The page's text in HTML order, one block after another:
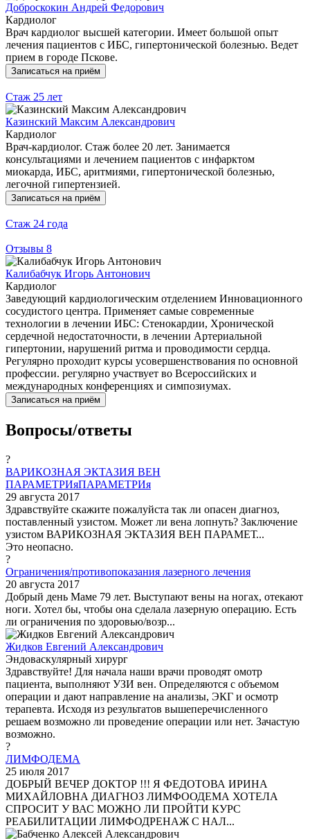
Доброскокин Андрей Федорович
Кардиолог
Врач кардиолог высшей категории. Имеет большой опыт
лечения пациентов с ИБС, гипертонической болезнью. Ведет
прием в городе Пскове.
Записаться на приём
Стаж 25 лет
Казинский Максим Александрович
Кардиолог
Врач-кардиолог. Стаж более 20 лет. Занимается
консультациями и лечением пациентов с инфарктом
миокарда, ИБС, аритмиями, гипертонической болезнью,
легочной гипертензией.
Записаться на приём
Стаж 24 года
Отзывы 8
Калибабчук Игорь Антонович
Кардиолог
Заведующий кардиологическим отделением Инновационного
сосудистого центра. Применяет самые современные
технологии в лечении ИБС: Стенокардии, Хронической
сердечной недостаточности, в лечении Артериальной
гипертонии, нарушений ритма и проводимости сердца.
Регулярно проходит курсы усовершенствования по основной
профессии. регулярно участвует во Всероссийских и
международных конференциях и симпозиумах.
Записаться на приём
Вопросы/ответы
?
ВАРИКОЗНАЯ ЭКТАЗИЯ ВЕН
ПАРАМЕТРИяПАРАМЕТРИя
29 августа 2017
Здравствуйте скажите пожалуйста так ли опасен диагноз,
поставленный узистом. Может ли вена лопнуть? Заключение
узистом ВАРИКОЗНАЯ ЭКТАЗИЯ ВЕН ПАРАМЕТ...
Это неопасно.
?
Ограничения/противопоказания лазерного лечения
20 августа 2017
Добрый день Маме 79 лет. Выступают вены на ногах, отекают
ноги. Хотел бы, чтобы она сделала лазерную операцию. Есть
ли ограничения по здоровью/возр...
Жидков Евгений Александрович
Эндоваскулярный хирург
Здравствуйте! Для начала наши врачи проводят омотр
пациента, выполняют УЗИ вен. Определяются с объемом
операции и дают направление на анализы, ЭКГ и осмотр
терапевта. Исходя из результатов вышеперечисленного
решаем возможно ли проведение операции или нет. Зачастую
возможно.
?
ЛИМФОДЕМА
25 июля 2017
ДОБРЫЙ ВЕЧЕР ДОКТОР !!! Я ФЕДОТОВА ИРИНА
МИХАЙЛОВНА ДИАГНОЗ ЛИМФООДЕМА ХОТЕЛА
СПРОСИТ У ВАС МОЖНО ЛИ ПРОЙТИ КУРС
РЕАБИЛИТАЦИИ ЛИМФОДРЕНАЖ С НАЛ...